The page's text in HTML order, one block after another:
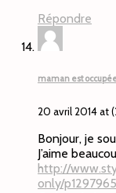
Répondre
maman est
20 avril 2014 at
Bonjour, je
J’aime
http://
only/p1297965